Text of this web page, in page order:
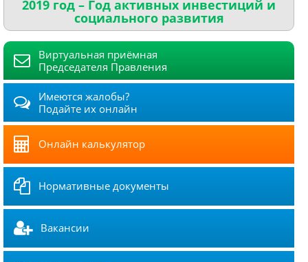
2019 год – Год активных инвестиций и
социального развития
Виртуальная приёмная
Председателя Правления
Имеются жалобы?
Подайте их онлайн
Онлайн калькулятор
Нормативные документы
Вакансии